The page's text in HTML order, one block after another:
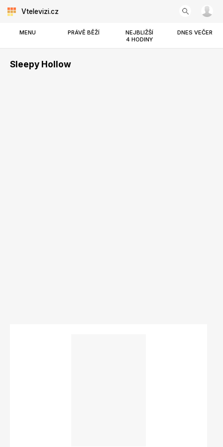
Vtelevizi.cz
MENU PRÁVĚ BĚŽÍ
NEJBLIŽŠÍ
4 HODINY
DNES VEČER
Sleepy Hollow